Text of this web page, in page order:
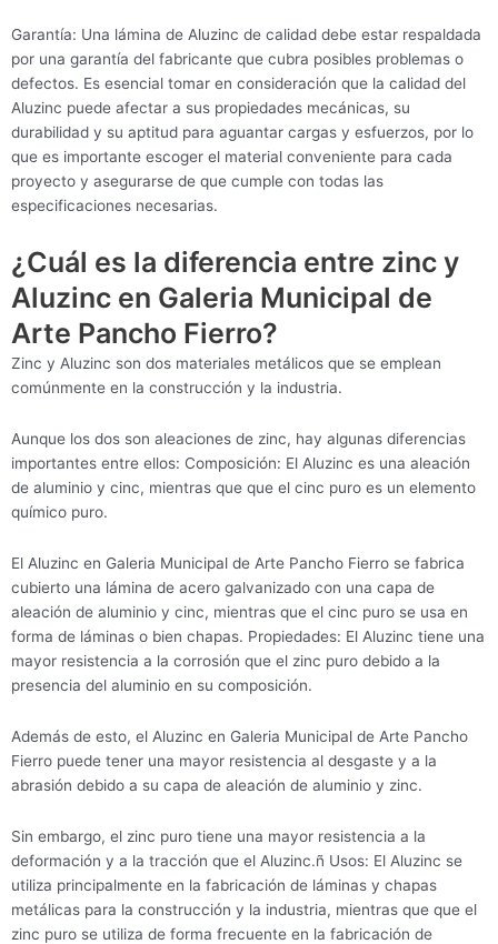
Garantía: Una lámina de Aluzinc de calidad debe estar respaldada
por una garantía del fabricante que cubra posibles problemas o
defectos. Es esencial tomar en consideración que la calidad del
Aluzinc puede afectar a sus propiedades mecánicas, su
durabilidad y su aptitud para aguantar cargas y esfuerzos, por lo
que es importante escoger el material conveniente para cada
proyecto y asegurarse de que cumple con todas las
especificaciones necesarias.
¿Cuál es la diferencia entre zinc y
Aluzinc en Galeria Municipal de
Arte Pancho Fierro?
Zinc y Aluzinc son dos materiales metálicos que se emplean
comúnmente en la construcción y la industria.
Aunque los dos son aleaciones de zinc, hay algunas diferencias
importantes entre ellos: Composición: El Aluzinc es una aleación
de aluminio y cinc, mientras que que el cinc puro es un elemento
químico puro.
El Aluzinc en Galeria Municipal de Arte Pancho Fierro se fabrica
cubierto una lámina de acero galvanizado con una capa de
aleación de aluminio y cinc, mientras que el cinc puro se usa en
forma de láminas o bien chapas. Propiedades: El Aluzinc tiene una
mayor resistencia a la corrosión que el zinc puro debido a la
presencia del aluminio en su composición.
Además de esto, el Aluzinc en Galeria Municipal de Arte Pancho
Fierro puede tener una mayor resistencia al desgaste y a la
abrasión debido a su capa de aleación de aluminio y zinc.
Sin embargo, el zinc puro tiene una mayor resistencia a la
deformación y a la tracción que el Aluzinc.ñ Usos: El Aluzinc se
utiliza principalmente en la fabricación de láminas y chapas
metálicas para la construcción y la industria, mientras que que el
zinc puro se utiliza de forma frecuente en la fabricación de